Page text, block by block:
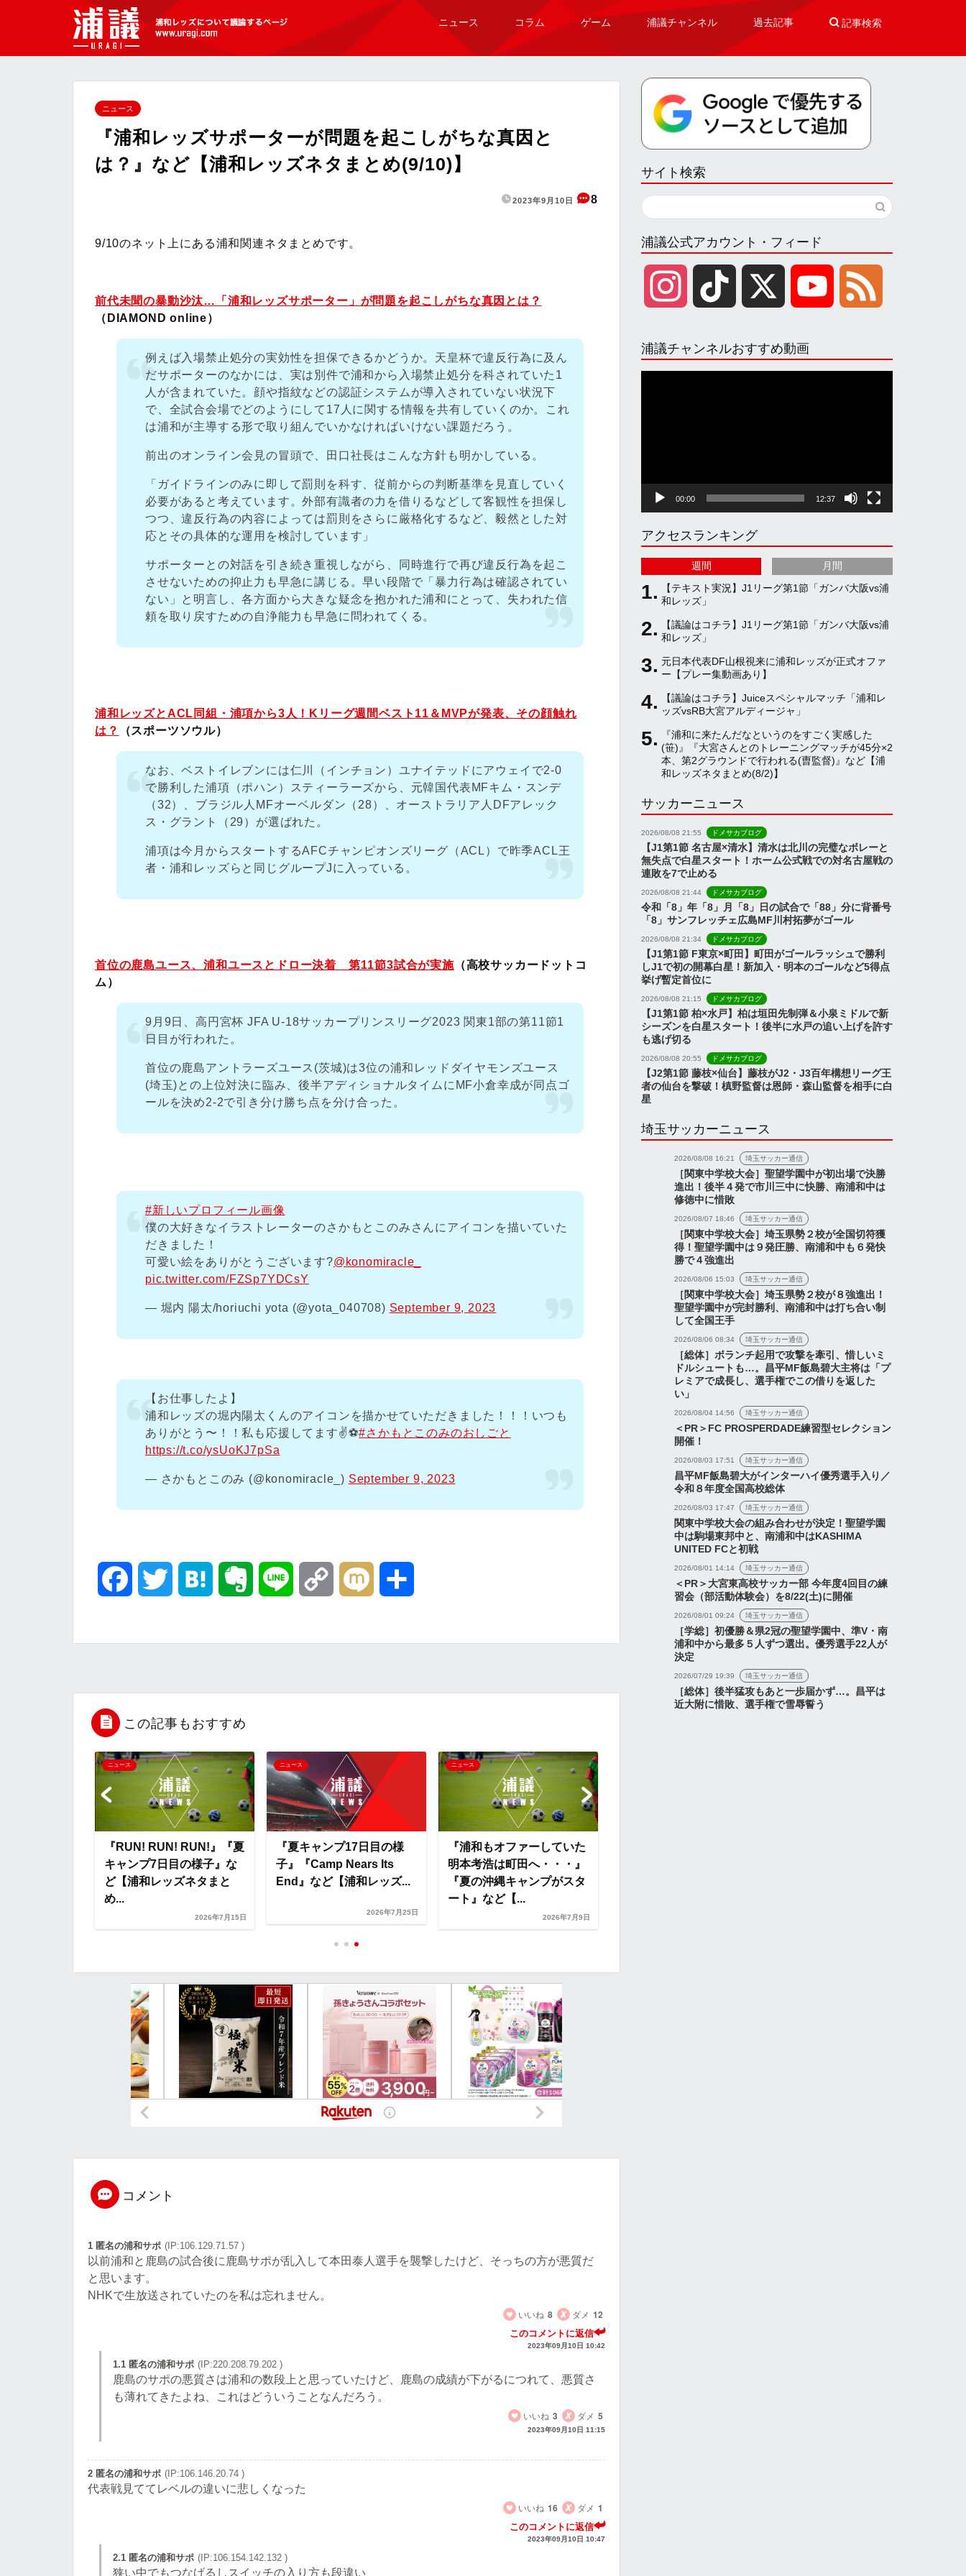
[浦議]浦和レッズについて議論するペ
ニュース コラム ゲーム 浦議チャンネル 過去記事  記事検索
ニュース
『浦和レッズサポーターが問題を起こしがちな真因と
は？』など【浦和レッズネタまとめ(9/10)】
2023年9月10日 8
9/10のネット上にある浦和関連ネタまとめです。
前代未聞の暴動沙汰…「浦和レッズサポーター」が問題を起こしがちな真因とは？
（DIAMOND online）
例えば入場禁止処分の実効性を担保できるかどうか。天皇杯で違反行為に及ん
だサポーターのなかには、実は別件で浦和から入場禁止処分を科されていた1
人が含まれていた。顔や指紋などの認証システムが導入されていない状況下
で、全試合会場でどのようにして17人に関する情報を共有していくのか。これ
は浦和が主導する形で取り組んでいかなければいけない課題だろう。
前出のオンライン会見の冒頭で、田口社長はこんな方針も明かしている。
「ガイドラインのみに即して罰則を科す、従前からの判断基準を見直していく
必要があると考えています。外部有識者の力を借りるなどして客観性を担保し
つつ、違反行為の内容によっては罰則をさらに厳格化するなど、毅然とした対
応とその具体的な運用を検討しています」
サポーターとの対話を引き続き重視しながら、同時進行で再び違反行為を起こ
させないための抑止力も早急に講じる。早い段階で「暴力行為は確認されてい
ない」と明言し、各方面から大きな疑念を抱かれた浦和にとって、失われた信
頼を取り戻すための自浄能力も早急に問われてくる。
浦和レッズとACL同組・浦項から3人！Kリーグ週間ベスト11＆MVPが発表、その顔触れ
は？
（スポーツソウル）
なお、ベストイレブンには仁川（インチョン）ユナイテッドにアウェイで2-0
で勝利した浦項（ポハン）スティーラーズから、元韓国代表MFキム・スンデ
（32）、ブラジル人MFオーベルダン（28）、オーストラリア人DFアレック
ス・グラント（29）が選ばれた。
浦項は今月からスタートするAFCチャンピオンズリーグ（ACL）で昨季ACL王
者・浦和レッズらと同じグループJに入っている。
首位の鹿島ユース、浦和ユースとドロー決着 第11節3試合が実施（高校サッカードットコ
ム）
9月9日、高円宮杯 JFA U-18サッカープリンスリーグ2023 関東1部の第11節1
日目が行われた。
首位の鹿島アントラーズユース(茨城)は3位の浦和レッドダイヤモンズユース
(埼玉)との上位対決に臨み、後半アディショナルタイムにMF小倉幸成が同点ゴ
ールを決め2-2で引き分け勝ち点を分け合った。
#新しいプロフィール画像
僕の大好きなイラストレーターのさかもとこのみさんにアイコンを描いていた
だきました！
可愛い絵をありがとうございます?@konomiracle_
pic.twitter.com/FZSp7YDCsY
— 堀内 陽太/horiuchi yota (@yota_040708) September 9, 2023
【お仕事したよ】
浦和レッズの堀内陽太くんのアイコンを描かせていただきました！！！いつも
ありがとう〜！！私も応援してます✌️⚽️#さかもとこのみのおしごと
https://t.co/ysUoKJ7pSa
— さかもとこのみ (@konomiracle_) September 9, 2023
b
o
k
t
e
r
n
a o
e
i
n
k
この記事もおすすめ
ニュース
『RUN! RUN! RUN!』『夏
キャンプ7日目の様子』な
ど【浦和レッズネタまと
め...
2026年7月15日
ニュース
『夏キャンプ17日目の様
子』『Camp Nears Its
End』など【浦和レッズ...
2026年7月25日
ニュース
『浦和もオファーしていた
明本考浩は町田へ・・・』
『夏の沖縄キャンプがスタ
ート』など【...
2026年7月9日
コメント
1 匿名の浦和サポ (IP:106.129.71.57 )
以前浦和と鹿島の試合後に鹿島サポが乱入して本田泰人選手を襲撃したけど、そっちの方が悪質だ
と思います。
NHKで生放送されていたのを私は忘れません。
いいね 8 ダメ 12
このコメントに返信
2023年09月10日 10:42
1.1 匿名の浦和サポ (IP:220.208.79.202 )
鹿島のサポの悪質さは浦和の数段上と思っていたけど、鹿島の成績が下がるにつれて、悪質さ
も薄れてきたよね、これはどういうことなんだろう。
いいね 3 ダメ 5
2023年09月10日 11:15
2 匿名の浦和サポ (IP:106.146.20.74 )
代表戦見ててレベルの違いに悲しくなった
いいね 16 ダメ 1
このコメントに返信
2023年09月10日 10:47
2.1 匿名の浦和サポ (IP:106.154.142.132 )
狭い中でもつなげるしスイッチの入り方も段違い
サイト検索
浦議公式アカウント・フィード
s
g
r
a
m
k
k
u
b
e
C
h
n
l
e
浦議チャンネルおすすめ動画
00:00 12:37
アクセスランキング
週間 月間
【テキスト実況】J1リーグ第1節「ガンバ大阪vs浦
和レッズ」
【議論はコチラ】J1リーグ第1節「ガンバ大阪vs浦
和レッズ」
元日本代表DF山根視来に浦和レッズが正式オファ
ー【プレー集動画あり】
【議論はコチラ】Juiceスペシャルマッチ「浦和レ
ッズvsRB大宮アルディージャ」
『浦和に来たんだなというのをすごく実感した
(笹)』『大宮さんとのトレーニングマッチが45分×2
本、第2グラウンドで行われる(曺監督)』など【浦
和レッズネタまとめ(8/2)】
サッカーニュース
2026/08/08 21:55 ドメサカブログ
【J1第1節 名古屋×清水】清水は北川の完璧なボレーと
無失点で白星スタート！ホーム公式戦での対名古屋戦の
連敗を7で止める
2026/08/08 21:44 ドメサカブログ
令和「8」年「8」月「8」日の試合で「88」分に背番号
「8」サンフレッチェ広島MF川村拓夢がゴール
2026/08/08 21:34 ドメサカブログ
【J1第1節 F東京×町田】町田がゴールラッシュで勝利
しJ1で初の開幕白星！新加入・明本のゴールなど5得点
挙げ暫定首位に
2026/08/08 21:15 ドメサカブログ
【J1第1節 柏×水戸】柏は垣田先制弾＆小泉ミドルで新
シーズンを白星スタート！後半に水戸の追い上げを許す
も逃げ切る
2026/08/08 20:55 ドメサカブログ
【J2第1節 藤枝×仙台】藤枝がJ2・J3百年構想リーグ王
者の仙台を撃破！槙野監督は恩師・森山監督を相手に白
星
埼玉サッカーニュース
2026/08/08 16:21 埼玉サッカー通信
［関東中学校大会］聖望学園中が初出場で決勝
進出！後半４発で市川三中に快勝、南浦和中は
修徳中に惜敗
2026/08/07 18:46 埼玉サッカー通信
［関東中学校大会］埼玉県勢２校が全国切符獲
得！聖望学園中は９発圧勝、南浦和中も６発快
勝で４強進出
2026/08/06 15:03 埼玉サッカー通信
［関東中学校大会］埼玉県勢２校が８強進出！
聖望学園中が完封勝利、南浦和中は打ち合い制
して全国王手
2026/08/06 08:34 埼玉サッカー通信
［総体］ボランチ起用で攻撃を牽引、惜しいミ
ドルシュートも…。昌平MF飯島碧大主将は「プ
レミアで成長し、選手権でこの借りを返した
い」
2026/08/04 14:56 埼玉サッカー通信
＜PR＞FC PROSPERDADE練習型セレクション
開催！
2026/08/03 17:51 埼玉サッカー通信
昌平MF飯島碧大がインターハイ優秀選手入り／
令和８年度全国高校総体
2026/08/03 17:47 埼玉サッカー通信
関東中学校大会の組み合わせが決定！聖望学園
中は駒場東邦中と、南浦和中はKASHIMA
UNITED FCと初戦
2026/08/01 14:14 埼玉サッカー通信
＜PR＞大宮東高校サッカー部 今年度4回目の練
習会（部活動体験会）を8/22(土)に開催
2026/08/01 09:24 埼玉サッカー通信
［学総］初優勝＆県2冠の聖望学園中、準V・南
浦和中から最多５人ずつ選出。優秀選手22人が
決定
2026/07/29 19:39 埼玉サッカー通信
［総体］後半猛攻もあと一歩届かず…。昌平は
近大附に惜敗、選手権で雪辱誓う